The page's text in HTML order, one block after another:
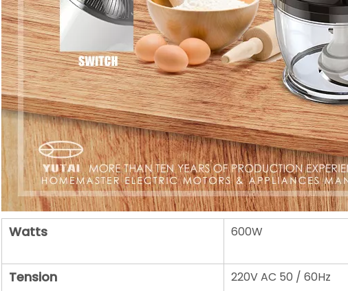
Watts 600W
Tension 220V AC 50 / 60Hz